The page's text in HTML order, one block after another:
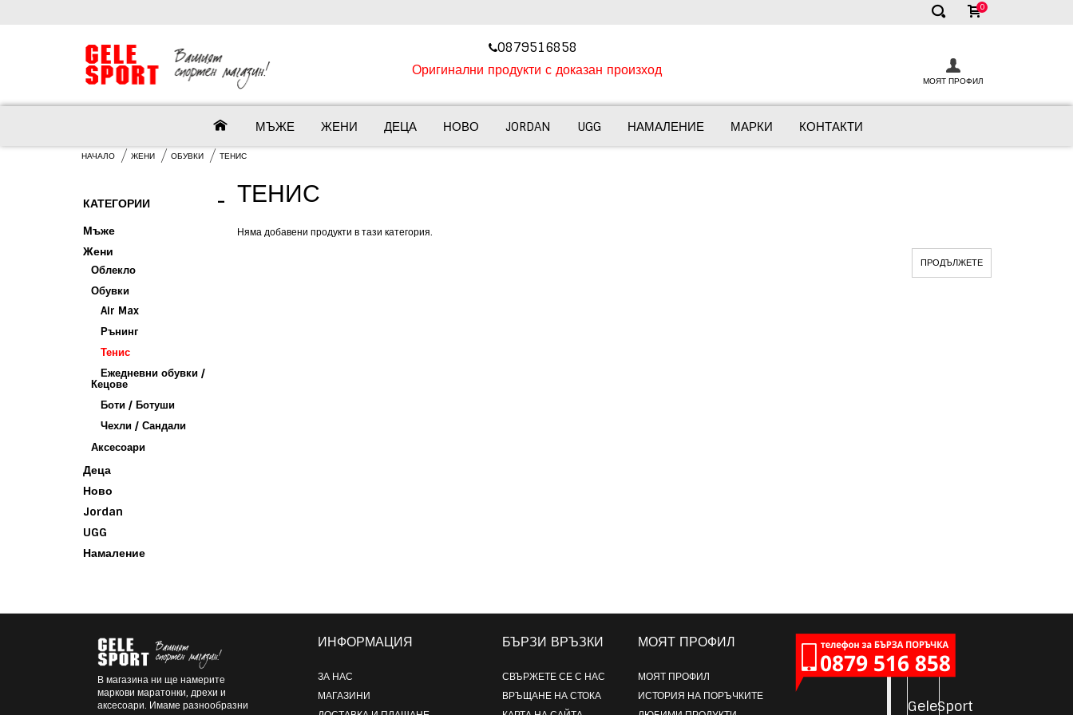
✕
0
‎0879516858
Оригинални продукти с доказан произход
МОЯТ ПРОФИЛ
МЪЖЕ ЖЕНИ ДЕЦА НОВО JORDAN UGG НАМАЛЕНИЕ МАРКИ КОНТАКТИ
НАЧАЛО ЖЕНИ ОБУВКИ ТЕНИС
ТЕНИС
Няма добавени продукти в тази категория.
ПРОДЪЛЖЕТЕ
-
КАТЕГОРИИ
Мъже
Жени
Облекло
Обувки
Air Max
Рънинг
Тенис
Ежедневни обувки /
Кецове
Боти / Ботуши
Чехли / Сандали
Аксесоари
Деца
Ново
Jordan
UGG
Намаление
В магазина ни ще намерите
маркови маратонки, дрехи и
аксесоари. Имаме разнообразни
ИНФОРМАЦИЯ
ЗА НАС
МАГАЗИНИ
БЪРЗИ ВРЪЗКИ
СВЪРЖЕТЕ СЕ С НАС
ВРЪЩАНЕ НА СТОКА
МОЯТ ПРОФИЛ
МОЯТ ПРОФИЛ
ИСТОРИЯ НА ПОРЪЧКИТЕ
GeleSport